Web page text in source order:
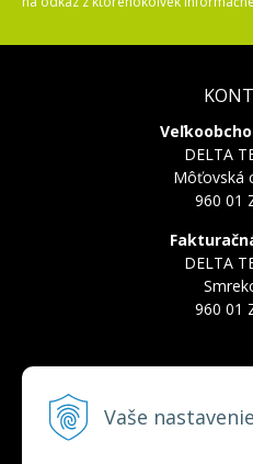
Vaše
DELTA
Môťovská
960 01
DELTA
960 01
Tel.:+421